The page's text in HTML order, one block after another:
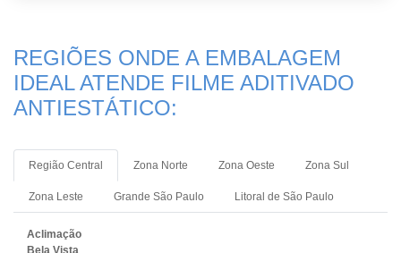
REGIÕES ONDE A EMBALAGEM
IDEAL ATENDE FILME ADITIVADO
ANTIESTÁTICO:
Região Central Zona Norte Zona Oeste Zona Sul
Zona Leste Grande São Paulo Litoral de São Paulo
Aclimação
Bela Vista